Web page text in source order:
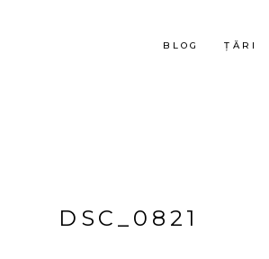
BLOG ȚĂRI
DSC_0821